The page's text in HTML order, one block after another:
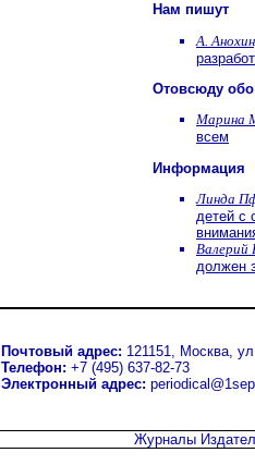
Нам пишут
А.
Отовсюду
Марина
всем
Информация
Линда
детей с
Валерий
должен
Почтовый адрес: 121151, Москва,
Телефон: +7 (495) 637-82-73
Электронный адрес:
Журналы